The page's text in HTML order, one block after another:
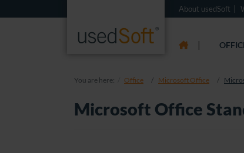
About usedSoft
|
You are here: Office Microsoft Office
Microsoft Office